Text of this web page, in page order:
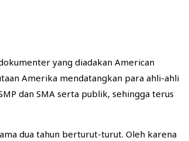
yang diadakan American
Amerika mendatangkan para ahli-ahli
dan SMA serta publik, sehingga terus
dua tahun berturut-turut. Oleh karena